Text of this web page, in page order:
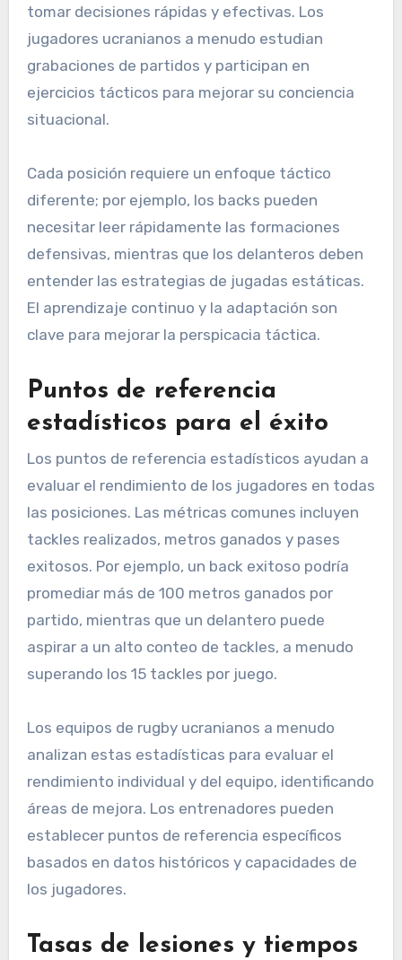
tomar decisiones rápidas y efectivas. Los
jugadores ucranianos a menudo estudian
grabaciones de partidos y participan en
ejercicios tácticos para mejorar su conciencia
situacional.
Cada posición requiere un enfoque táctico
diferente; por ejemplo, los backs pueden
necesitar leer rápidamente las formaciones
defensivas, mientras que los delanteros deben
entender las estrategias de jugadas estáticas.
El aprendizaje continuo y la adaptación son
clave para mejorar la perspicacia táctica.
Puntos de referencia
estadísticos para el éxito
Los puntos de referencia estadísticos ayudan a
evaluar el rendimiento de los jugadores en todas
las posiciones. Las métricas comunes incluyen
tackles realizados, metros ganados y pases
exitosos. Por ejemplo, un back exitoso podría
promediar más de 100 metros ganados por
partido, mientras que un delantero puede
aspirar a un alto conteo de tackles, a menudo
superando los 15 tackles por juego.
Los equipos de rugby ucranianos a menudo
analizan estas estadísticas para evaluar el
rendimiento individual y del equipo, identificando
áreas de mejora. Los entrenadores pueden
establecer puntos de referencia específicos
basados en datos históricos y capacidades de
los jugadores.
Tasas de lesiones y tiempos